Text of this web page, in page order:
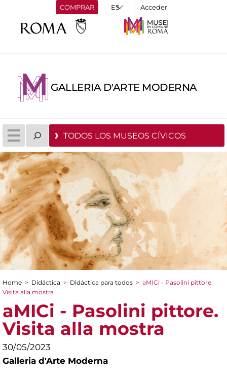
COMPRAR Acceder
GALLERIA D'ARTE MODERNA
TODOS LOS MUSEOS CÍVICOS
You are here
Home > Didáctica > Didáctica para todos > aMICi - Pasolini pittore.
Visita alla mostra
aMICi - Pasolini pittore.
Visita alla mostra
30/05/2023
Galleria d'Arte Moderna